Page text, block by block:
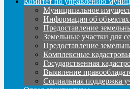
Муниципальное
Информация об
Предоставление
Земельные участки для
Предоставление
Комплексные
Государственная
Выявление
Социальная поддержка